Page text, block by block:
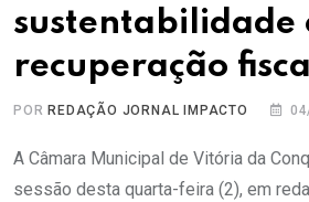
sustentabilidade
recuperação fiscal
POR REDAÇÃO JORNAL IMPACTO
A Câmara Municipal de Vitória da
sessão desta quarta-feira (2), em